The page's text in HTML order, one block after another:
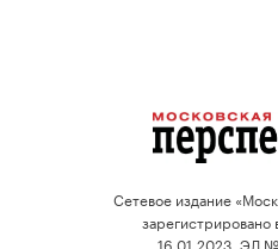
Сетевое издание
зарегистрировано
16.01.2023, ЭЛ